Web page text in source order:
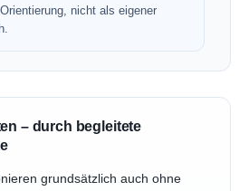
nicht als eigener
– durch begleitete
grundsätzlich auch ohne